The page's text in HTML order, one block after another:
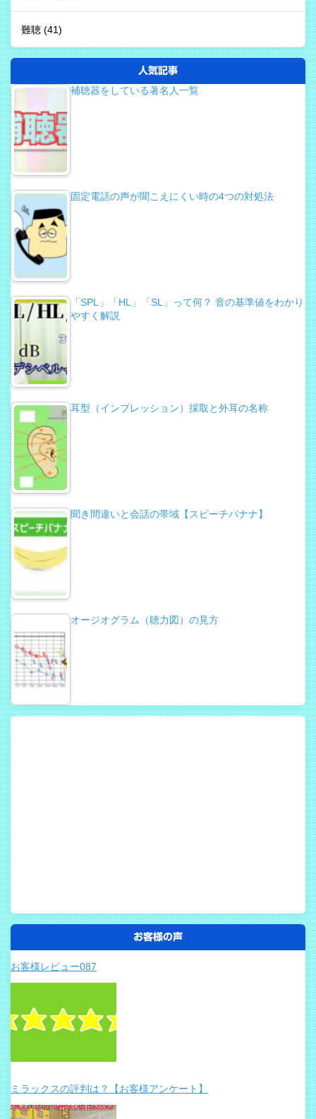
難聴 (41)
人気記事
補聴器をしている著名人一覧
固定電話の声が聞こえにくい時の4つの対処法
「SPL」「HL」「SL」って何？ 音の基準値をわかり
やすく解説
耳型（インプレッション）採取と外耳の名称
聞き間違いと会話の帯域【スピーチバナナ】
オージオグラム（聴力図）の見方
お客様の声
お客様レビュー087
ミラックスの評判は？【お客様アンケート】